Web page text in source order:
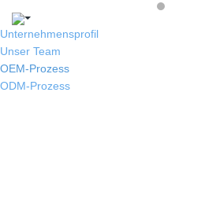
Unternehmensprofil
Unser Team
OEM-Prozess
ODM-Prozess